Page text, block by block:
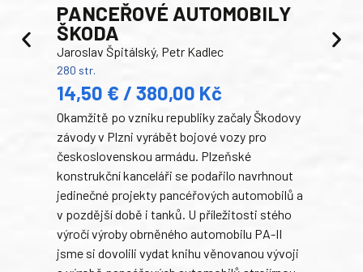
PANCEŘOVÉ AUTOMOBILY
ŠKODA
Jaroslav Špitálský, Petr Kadlec
280 str.
14,50 € / 380,00 Kč
Okamžitě po vzniku republiky začaly Škodovy
závody v Plzni vyrábět bojové vozy pro
československou armádu. Plzeňské
konstrukční kanceláři se podařilo navrhnout
jedinečné projekty pancéřových automobilů a
v pozdější době i tanků. U příležitosti stého
výročí výroby obrněného automobilu PA-II
jsme si dovolili vydat knihu věnovanou vývoji